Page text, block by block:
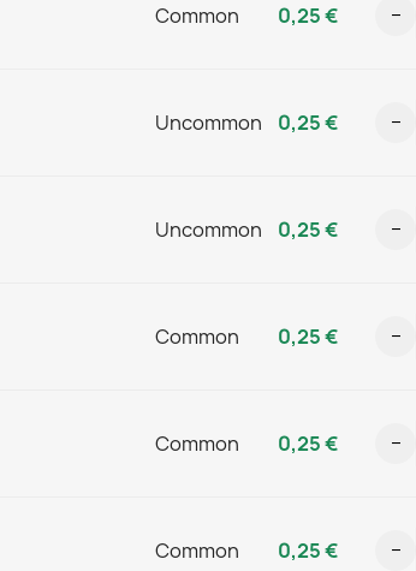
Common 0,25 € −
Uncommon 0,25 € −
Uncommon 0,25 € −
Common 0,25 € −
Common 0,25 € −
Common 0,25 € −